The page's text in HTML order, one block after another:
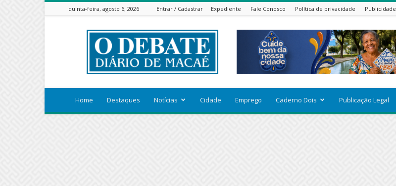
quinta-feira, agosto 6, 2026 Entrar / Cadastrar Expediente Fale Conosco Política de privacidade Publicidade
ODEBATEON
Home Destaques Notícias Cidade Emprego Caderno Dois Publicação Legal